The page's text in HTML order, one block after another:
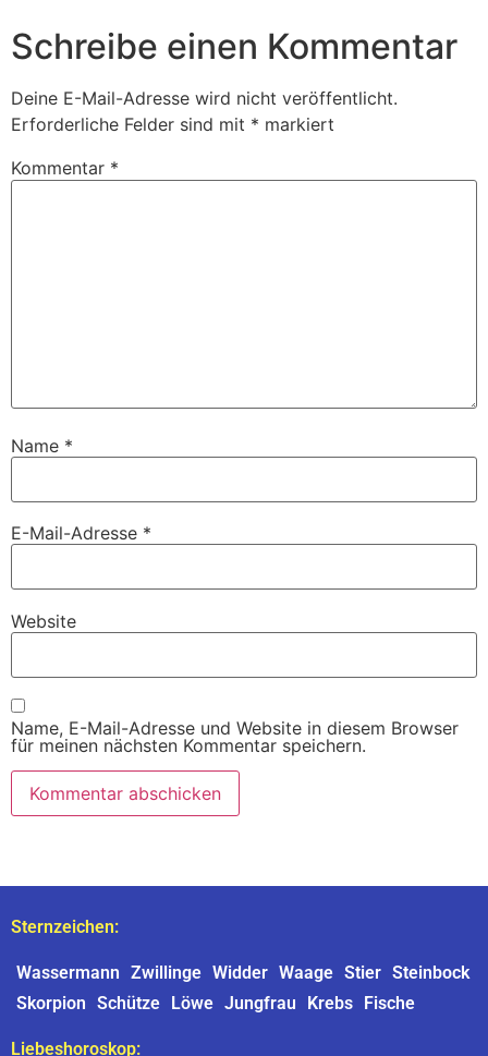
Schreibe einen Kommentar
Deine E-Mail-Adresse wird nicht veröffentlicht.
Erforderliche Felder sind mit * markiert
Kommentar *
Name *
E-Mail-Adresse *
Website
Name, E-Mail-Adresse und Website in diesem Browser
für meinen nächsten Kommentar speichern.
Sternzeichen:
Wassermann Zwillinge Widder Waage Stier Steinbock
Skorpion Schütze Löwe Jungfrau Krebs Fische
Liebeshoroskop: